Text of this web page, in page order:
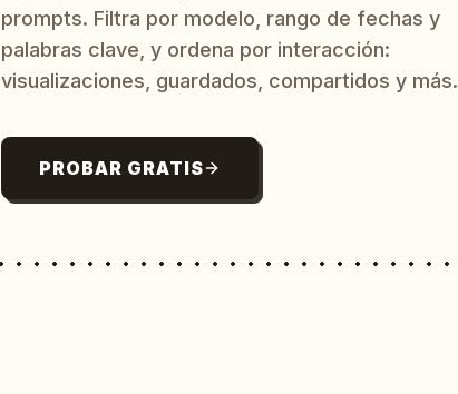
prompts. Filtra por modelo, rango de fechas y
palabras clave, y ordena por interacción:
visualizaciones, guardados, compartidos y más.
PROBAR GRATIS